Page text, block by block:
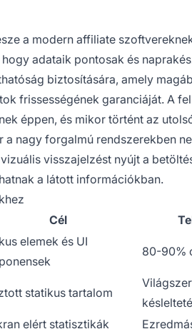
a modern affiliate
adataik pontosak és
biztosítására, amely
frissességének garanciáját. A
éppen, és mikor történt az
nagy forgalmú rendszerekben
visszajelzést nyújt a
a látott információkban.
Cél
elemek és UI
80-90%
statikus tartalom
elért statisztikák